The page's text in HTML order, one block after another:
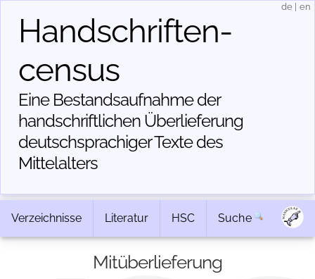
Handschriften­
census
Eine Bestandsaufnahme der
handschriftlichen Über­lieferung
deutschsprachiger Texte des
Mittelalters
de en
Verzeichnisse Literatur HSC Suche
Mitüberlieferung